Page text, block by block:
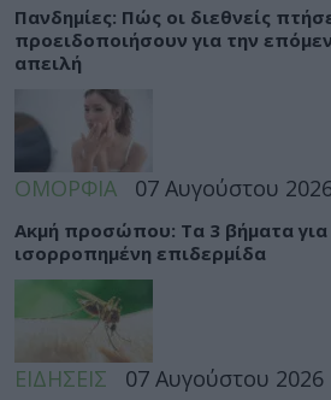
Πανδημίες: Πώς οι διεθνείς
προειδοποιήσουν για την
απειλή
ΟΜΟΡΦΙΑ 07 Αυγούστου
Ακμή προσώπου: Τα 3 βήματα για
ισορροπημένη επιδερμίδα
ΕΙΔΗΣΕΙΣ 07 Αυγούστου 2026